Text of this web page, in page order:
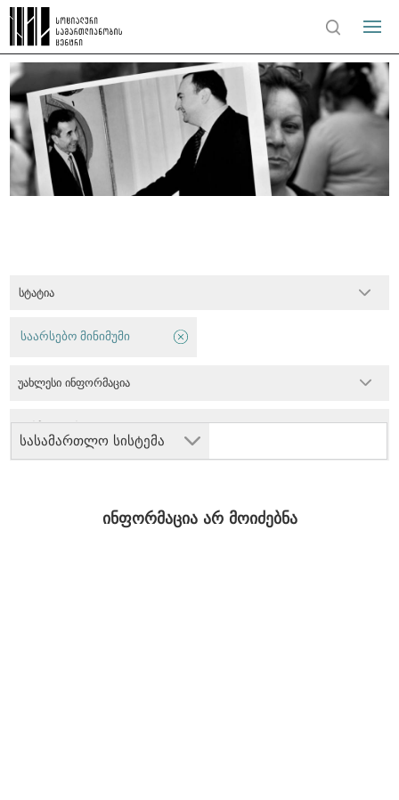
სტატია
სასამართლო სისტემა
საარსებო მინიმუმი
უახლესი ინფორმაცია
ინფორმაცია არ მოიძებნა